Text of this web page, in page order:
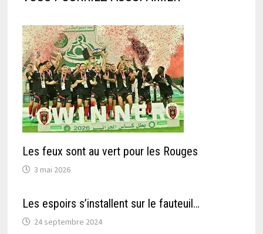
Les feux sont au vert pour les Rouges
3 mai 2026
Les espoirs s’installent sur le fauteuil…
24 septembre 2024